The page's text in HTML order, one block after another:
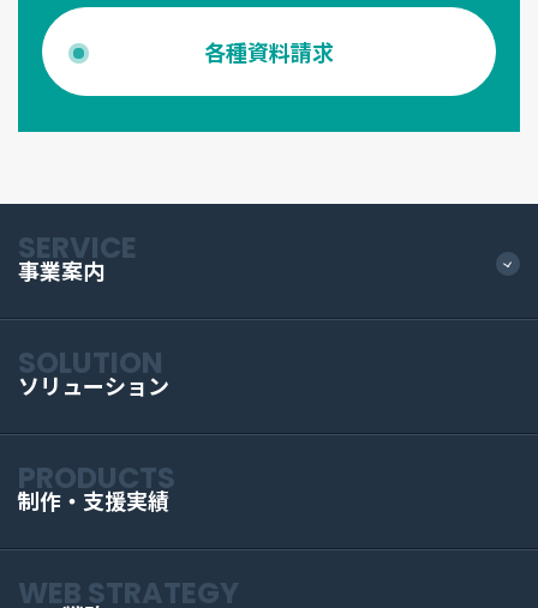
各種資料請求
SERVICE
事業案内
SOLUTION
ソリューション
PRODUCTS
制作・支援実績
WEB STRATEGY